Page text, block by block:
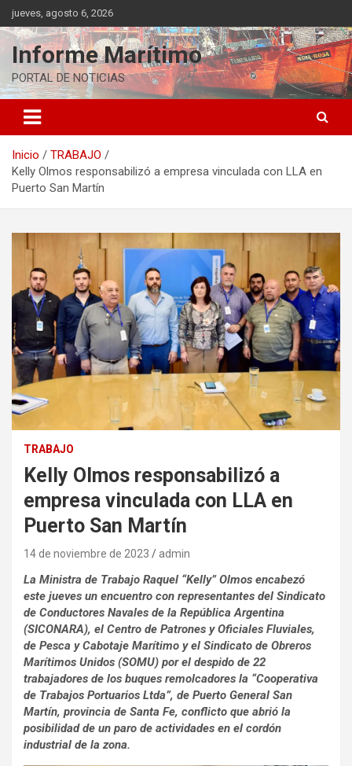
Saltar
al
contenido
jueves, agosto 6, 2026
Informe Marítimo
PORTAL DE NOTICIAS
Inicio
TRABAJO
Kelly Olmos responsabilizó a empresa vinculada con LLA en
Puerto San Martín
TRABAJO
Kelly Olmos responsabilizó a
empresa vinculada con LLA en
Puerto San Martín
14 de noviembre de 2023 admin
La Ministra de Trabajo Raquel “Kelly” Olmos encabezó
este jueves un encuentro con representantes del Sindicato
de Conductores Navales de la República Argentina
(SICONARA), el Centro de Patrones y Oficiales Fluviales,
de Pesca y Cabotaje Marítimo y el Sindicato de Obreros
Marítimos Unidos (SOMU) por el despido de 22
trabajadores de los buques remolcadores la “Cooperativa
de Trabajos Portuarios Ltda”, de Puerto General San
Martín, provincia de Santa Fe, conflicto que abrió la
posibilidad de un paro de actividades en el cordón
industrial de la zona.